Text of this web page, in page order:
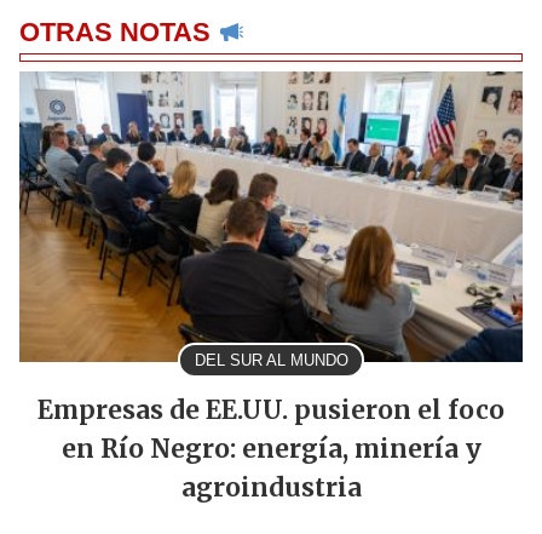
OTRAS NOTAS
DEL SUR AL MUNDO
Empresas de EE.UU. pusieron el foco
en Río Negro: energía, minería y
agroindustria